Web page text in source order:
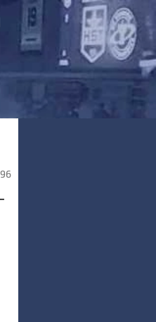
Nákupní
košík
96